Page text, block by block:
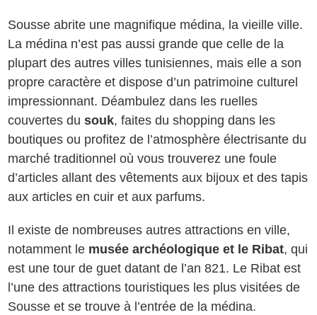
Sousse abrite une magnifique médina, la vieille ville.
La médina n’est pas aussi grande que celle de la
plupart des autres villes tunisiennes, mais elle a son
propre caractère et dispose d’un patrimoine culturel
impressionnant. Déambulez dans les ruelles
couvertes dusouk, faites du shopping dans les
boutiques ou profitez de l’atmosphère électrisante du
marché traditionnel où vous trouverez une foule
d’articles allant des vêtements aux bijoux et des tapis
aux articles en cuir et aux parfums.
Il existe de nombreuses autres attractions en ville,
notamment le musée archéologique et le Ribat, qui
est une tour de guet datant de l’an 821. Le Ribat est
l’une des attractions touristiques les plus visitées de
Sousse et se trouve à l’entrée de la médina.